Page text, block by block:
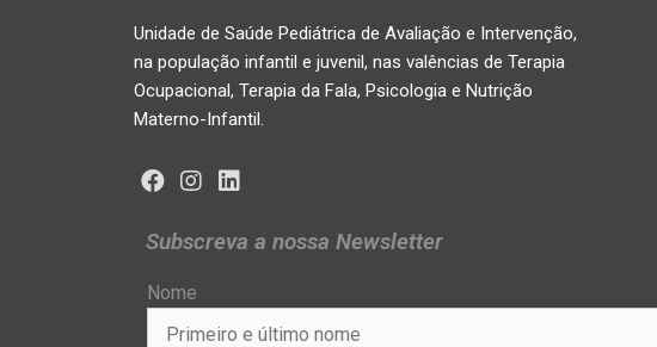
Unidade de Saúde Pediátrica de Avaliação e Intervenção,
na população infantil e juvenil, nas valências de Terapia
Ocupacional, Terapia da Fala, Psicologia e Nutrição
Materno-Infantil.
Subscreva a nossa Newsletter
Nome